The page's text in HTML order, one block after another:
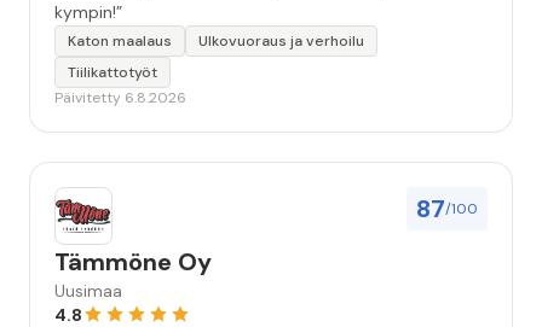
kympin!”
Katon maalaus
Ulkovuoraus ja verhoilu
Tiilikattotyöt
Päivitetty 6.8.2026
87/100
Tämmöne Oy
Uusimaa
4.8